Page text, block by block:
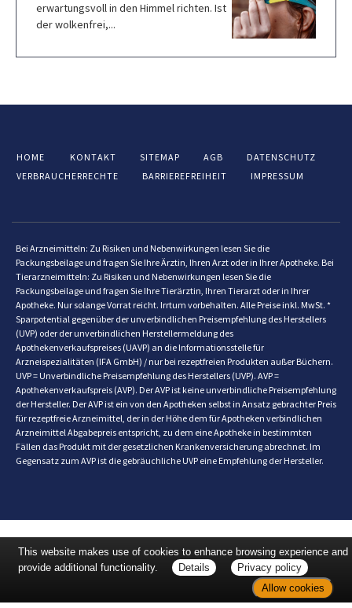
erwartungsvoll in den Himmel richten. Ist
der wolkenfrei,...
HOME KONTAKT SITEMAP AGB
DATENSCHUTZ
VERBRAUCHERRECHTE
BARRIEREFREIHEIT IMPRESSUM
Bei Arzneimitteln: Zu Risiken und Nebenwirkungen lesen Sie die
Packungsbeilage und fragen Sie Ihre Ärztin, Ihren Arzt oder in Ihrer Apotheke. Bei
Tierarzneimitteln: Zu Risiken und Nebenwirkungen lesen Sie die
Packungsbeilage und fragen Sie Ihre Tierärztin, Ihren Tierarzt oder in Ihrer
Apotheke. Nur solange Vorrat reicht. Irrtum vorbehalten. Alle Preise inkl. MwSt. *
Sparpotential gegenüber der unverbindlichen Preisempfehlung des Herstellers
(UVP) oder der unverbindlichen Herstellermeldung des
Apothekenverkaufspreises (UAVP) an die Informationsstelle für
Arzneispezialitäten (IFA GmbH) / nur bei rezeptfreien Produkten außer Büchern.
UVP = Unverbindliche Preisempfehlung des Herstellers (UVP). AVP =
Apothekenverkaufspreis (AVP). Der AVP ist keine unverbindliche Preisempfehlung
der Hersteller. Der AVP ist ein von den Apotheken selbst in Ansatz gebrachter Preis
für rezeptfreie Arzneimittel, der in der Höhe dem für Apotheken verbindlichen
Arzneimittel Abgabepreis entspricht, zu dem eine Apotheke in bestimmten
Fällen das Produkt mit der gesetzlichen Krankenversicherung abrechnet. Im
Gegensatz zum AVP ist die gebräuchliche UVP eine Empfehlung der Hersteller.
This website makes use of cookies to enhance browsing experience and
provide additional functionality.
Details
Privacy policy
Allow cookies